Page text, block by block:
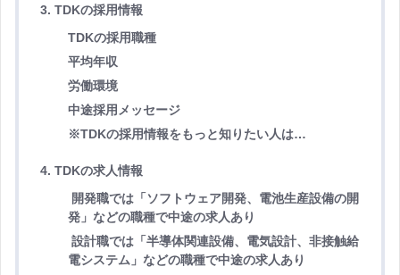
3. TDKの採用情報
TDKの採用職種
平均年収
労働環境
中途採用メッセージ
※TDKの採用情報をもっと知りたい人は…
4. TDKの求人情報
開発職では「ソフトウェア開発、電池生産設備の開
発」などの職種で中途の求人あり
設計職では「半導体関連設備、電気設計、非接触給
電システム」などの職種で中途の求人あり